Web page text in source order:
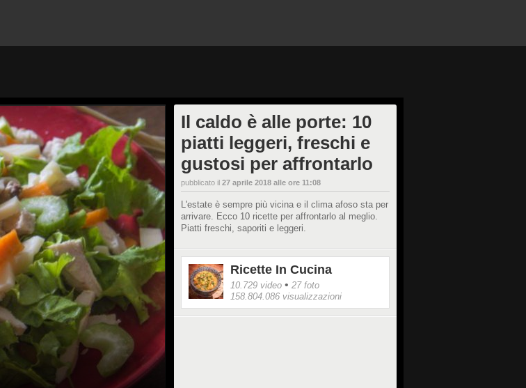
Il caldo è alle porte: 10
piatti leggeri, freschi e
gustosi per affrontarlo
pubblicato il 27 aprile 2018 alle ore 11:08
L'estate è sempre più vicina e il clima afoso sta per
arrivare. Ecco 10 ricette per affrontarlo al meglio.
Piatti freschi, saporiti e leggeri.
Ricette In Cucina
10.729 video • 27 foto
158.804.086 visualizzazioni